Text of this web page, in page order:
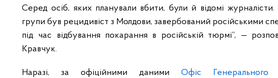
Серед осіб, яких планували вбити, були й відомі журналісти.
групи був рецидивіст з Молдови, завербований російськими
під час відбування покарання в російській тюрмі”, —
Кравчук.
Наразі, за офіційними даними
Офіс Генерального